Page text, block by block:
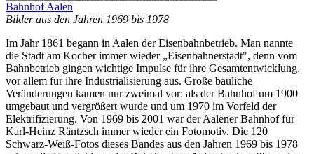
Bahnhof Aalen
Bilder aus den Jahren 1969 bis 1978
Im Jahr 1861 begann in Aalen der Eisenbahnbetrieb. Man nannte
die Stadt am Kocher immer wieder „Eisenbahnerstadt", denn vom
Bahnbetrieb gingen wichtige Impulse für ihre Gesamtentwicklung,
vor allem für ihre Industrialisierung aus. Große bauliche
Veränderungen kamen nur zweimal vor: als der Bahnhof um 1900
umgebaut und vergrößert wurde und um 1970 im Vorfeld der
Elektrifizierung. Von 1969 bis 2001 war der Aalener Bahnhof für
Karl-Heinz Räntzsch immer wieder ein Fotomotiv. Die 120
Schwarz-Weiß-Fotos dieses Bandes aus den Jahren 1969 bis 1978